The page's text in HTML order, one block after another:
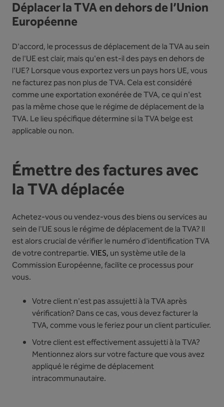
Déplacer la TVA en dehors de l’Union
Européenne
D'accord, le processus de déplacement de la TVA au sein
de l'UE est clair, mais qu'en est-il des pays en dehors de
l'UE? Lorsque vous exportez vers un pays hors UE, vous
ne facturez pas non plus de TVA. Cela est considéré
comme une exportation exonérée de TVA, ce qui n'est
pas la même chose que le régime de déplacement de la
TVA. Le lieu spécifique détermine si la TVA belge est
applicable ou non.
Émettre des factures avec
la TVA déplacée
Achetez-vous ou vendez-vous des biens ou services au
sein de l'UE sous le régime de déplacement de la TVA? Il
est alors crucial de vérifier le numéro d'identification TVA
de votre contrepartie.VIES, un système utile de la
Commission Européenne, facilite ce processus pour
vous.
Votre client n'est pas assujetti à la TVA après
vérification? Dans ce cas, vous devez facturer la
TVA, comme vous le feriez pour un client particulier.
Votre client est effectivement assujetti à la TVA?
Mentionnez alors sur votre facture que vous avez
appliqué le régime de déplacement
intracommunautaire.